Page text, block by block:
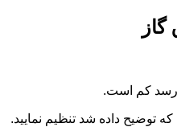
رسد کم است.
توضیح داده شد تنظیم نمایید.